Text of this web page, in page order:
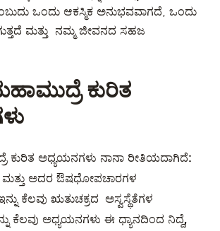
ಒಂದು ಆಕಸ್ಮಿಕ ಅನುಭವವಾಗದೆ, ಒಂದು
ಮತ್ತು ನಮ್ಮ ಜೀವನದ ಸಹಜ
ಕುರಿತ
ಕುರಿತ ಅಧ್ಯಯನಗಳು ನಾನಾ ರೀತಿಯದಾಗಿದೆ:
ಅದರ ಔಷಧೋಪಚಾರಗಳ
ಕೆಲವು ಋತುಚಕ್ರದ ಅಸ್ವಸ್ಥೆತೆಗಳ
ಕೆಲವು ಅಧ್ಯಯನಗಳು ಈ ಧ್ಯಾನದಿಂದ ನಿದ್ದೆ,